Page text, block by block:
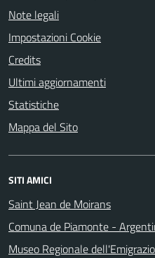
Note legali
Impostazioni Cookie
Credits
Ultimi aggiornamenti
Statistiche
Mappa del Sito
SITI AMICI
Saint Jean de Moirans
Comuna de Piamonte -
Museo Regionale